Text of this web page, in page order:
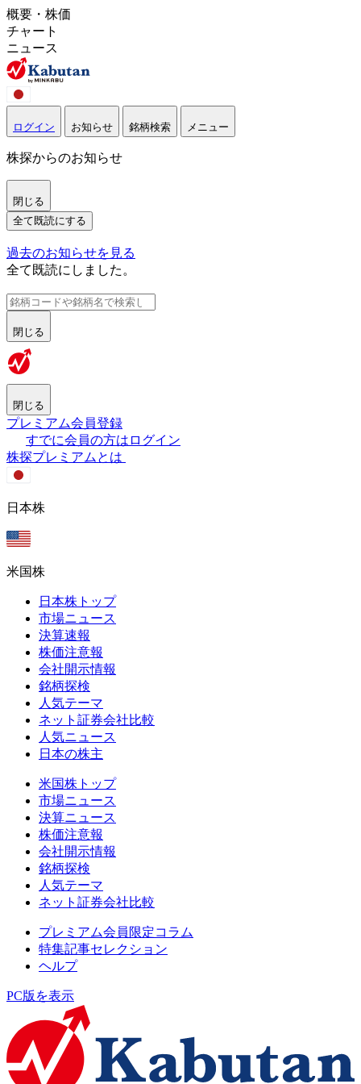
概要・株価
チャート
ニュース
ログイン お知らせ 銘柄検索 メニュー
株探からのお知らせ
閉じる
全て既読にする
過去のお知らせを見る
全て既読にしました。
閉じる
閉じる
プレミアム会員登録
すでに会員の方はログイン
株探プレミアムとは
日本株
米国株
日本株トップ
市場ニュース
決算速報
株価注意報
会社開示情報
銘柄探検
人気テーマ
ネット証券会社比較
人気ニュース
日本の株主
米国株トップ
市場ニュース
決算ニュース
株価注意報
会社開示情報
銘柄探検
人気テーマ
ネット証券会社比較
プレミアム会員限定コラム
特集記事セレクション
ヘルプ
PC版を表示